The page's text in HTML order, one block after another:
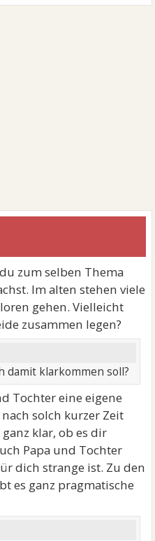
zum selben Thema
Im alten stehen viele
gehen. Vielleicht
zusammen legen?
damit klarkommen soll?
Tochter eine eigene
solch kurzer Zeit
klar, ob es dir
Papa und Tochter
dich strange ist. Zu den
es ganz pragmatische